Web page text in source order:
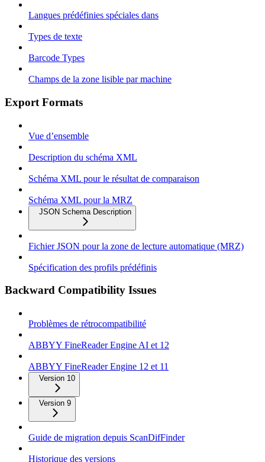
Langues prédéfinies spéciales dans
Types de texte
Barcode Types
Champs de la zone lisible par machine
Export Formats
Vue d’ensemble
Description du schéma XML
Schéma XML pour le résultat de comparaison
Schéma XML pour la MRZ
JSON Schema Description
Fichier JSON pour la zone de lecture automatique (MRZ)
Spécification des profils prédéfinis
Backward Compatibility Issues
Problèmes de rétrocompatibilité
ABBYY FineReader Engine AI et 12
ABBYY FineReader Engine 12 et 11
Version 10
Version 9
Guide de migration depuis ScanDifFinder
Historique des versions